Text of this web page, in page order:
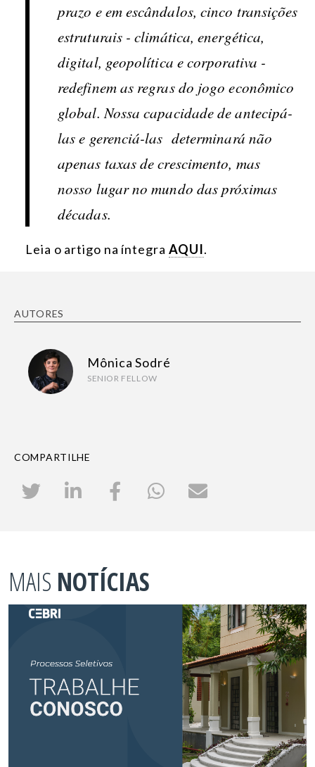
prazo e em escândalos, cinco transições
estruturais - climática, energética,
digital, geopolítica e corporativa -
redefinem as regras do jogo econômico
global. Nossa capacidade de antecipá-
las e gerenciá-las determinará não
apenas taxas de crescimento, mas
nosso lugar no mundo das próximas
décadas.
Leia o artigo na íntegra AQUI.
AUTORES
Mônica Sodré
SENIOR FELLOW
COMPARTILHE
MAIS NOTÍCIAS